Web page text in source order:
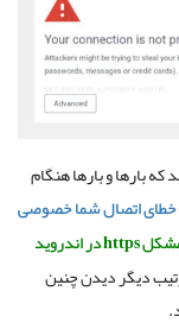
بارها و بارها هنگام
خطای اتصال شما خصوصی
دراندروید
دیگر دیدن چنین
.